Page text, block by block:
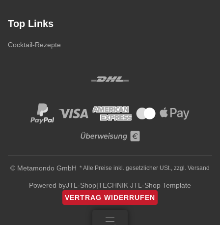
Top Links
Cocktail-Rezepte
© Metamondo GmbH * Alle Preise inkl. gesetzlicher USt., zzgl. Versand
Powered byJTL-Shop|TECHNIK JTL-Shop Template
VERTRAG WIDERRUFEN